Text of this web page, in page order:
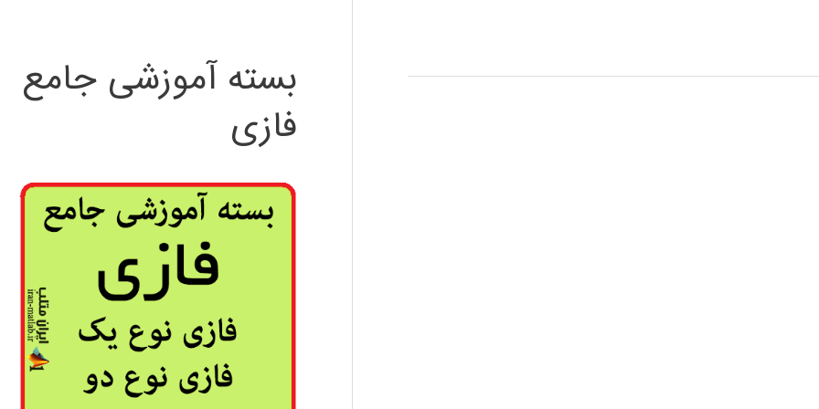
بسته آموزشی جامع
فازی